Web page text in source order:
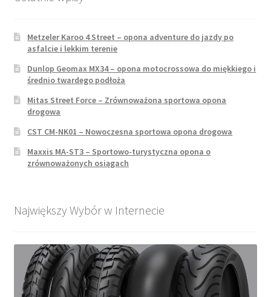
Metzeler Karoo 4 Street – opona adventure do jazdy po
asfalcie i lekkim terenie
Dunlop Geomax MX34 – opona motocrossowa do miękkiego i
średnio twardego podłoża
Mitas Street Force – Zrównoważona sportowa opona
drogowa
CST CM-NK01 – Nowoczesna sportowa opona drogowa
Maxxis MA-ST3 – Sportowo-turystyczna opona o
zrównoważonych osiągach
Największy Wybór w Internecie